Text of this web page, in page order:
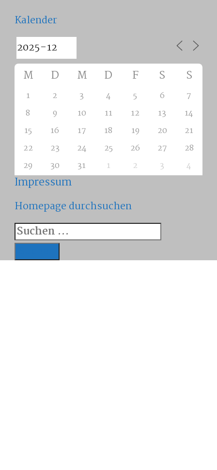
Kalender
M D M D F S S
1 2 3 4 5 6
7
8
9 10 11 12 13
14
15
16 17 18 19 20
21
22
23 24 25 26 27
28
29
30 31 1 2 3 4
Impressum
Homepage durchsuchen
Suchen
nach: